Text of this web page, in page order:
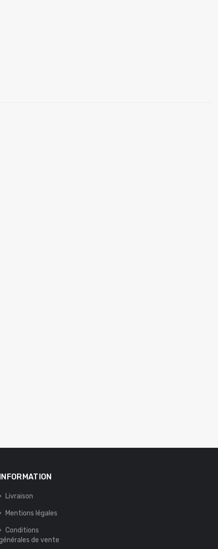
Livraison
Mentions légales
Conditions
de vente